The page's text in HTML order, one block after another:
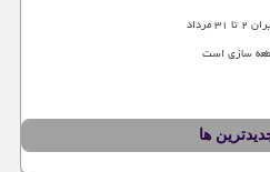
سازی است
ها